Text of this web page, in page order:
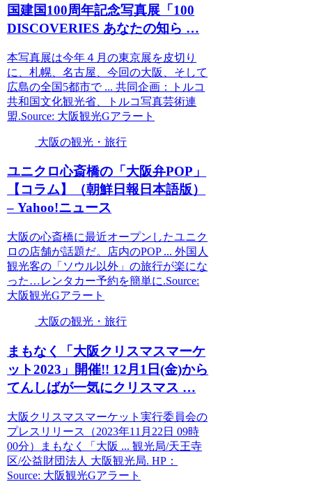
国建国100周年記念写真展「100
DISCOVERIES あなたの知ら …
本写真展は今年４月の東京展を皮切り
に、札幌、名古屋、今回の大阪、そして
広島の全国5都市で ... 共同企画：トルコ
共和国文化観光省、トルコ写真芸術連
盟.Source: 大阪観光Gアラート
大阪の観光・旅行
ユニクロ心斎橋の「 大阪弁POP」
【コラム】（朝鮮日報日本語版）
– Yahoo!ニュース
大阪の心斎橋に最近オープンしたユニク
ロの店舗が話題だ。店内のPOP ... 外国人
観光客の「ソウル以外」の旅行が楽にな
った…レンタカー予約を簡単に.Source:
大阪観光Gアラート
大阪の観光・旅行
まもなく「大阪クリスマスマーケ
ット2023」開催!! 12月1日(金)から
てんしばが一気にクリスマス …
大阪クリスマスマーケット実行委員会の
プレスリリース（2023年11月22日 09時
00分）まもなく「大阪 ... 観光局/天王寺
区/公益財団法人 大阪観光局. HP：
Source: 大阪観光Gアラート